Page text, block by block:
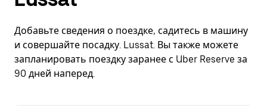
Добавьте сведения о поездке, садитесь в машину
и совершайте посадку. Lussat. Вы также можете
запланировать поездку заранее с Uber Reserve за
90 дней наперед.